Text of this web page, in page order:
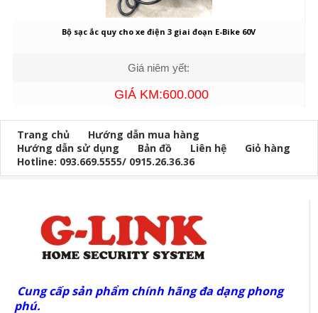
Bộ sạc ắc quy cho xe điện 3 giai đoạn E-Bike 60V
Giá niêm yết:
GIÁ KM:600.000
Trang chủ
Hướng dẫn mua hàng
Hướng dẫn sử dụng
Bản đồ Liên hệ
Giỏ hàng
Hotline: 093.669.5555/ 0915.26.36.36
Cung cấp sản phẩm chính hãng đa dạng phong
phú.